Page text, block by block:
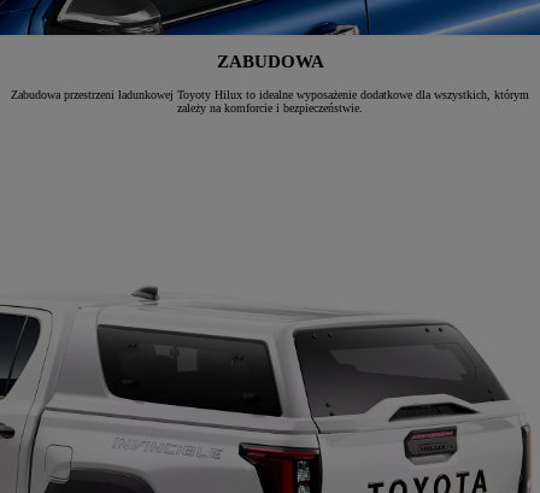
ZABUDOWA
Zabudowa przestrzeni ładunkowej Toyoty Hilux to idealne wyposażenie dodatkowe dla wszystkich, którym
zależy na komforcie i bezpieczeństwie.